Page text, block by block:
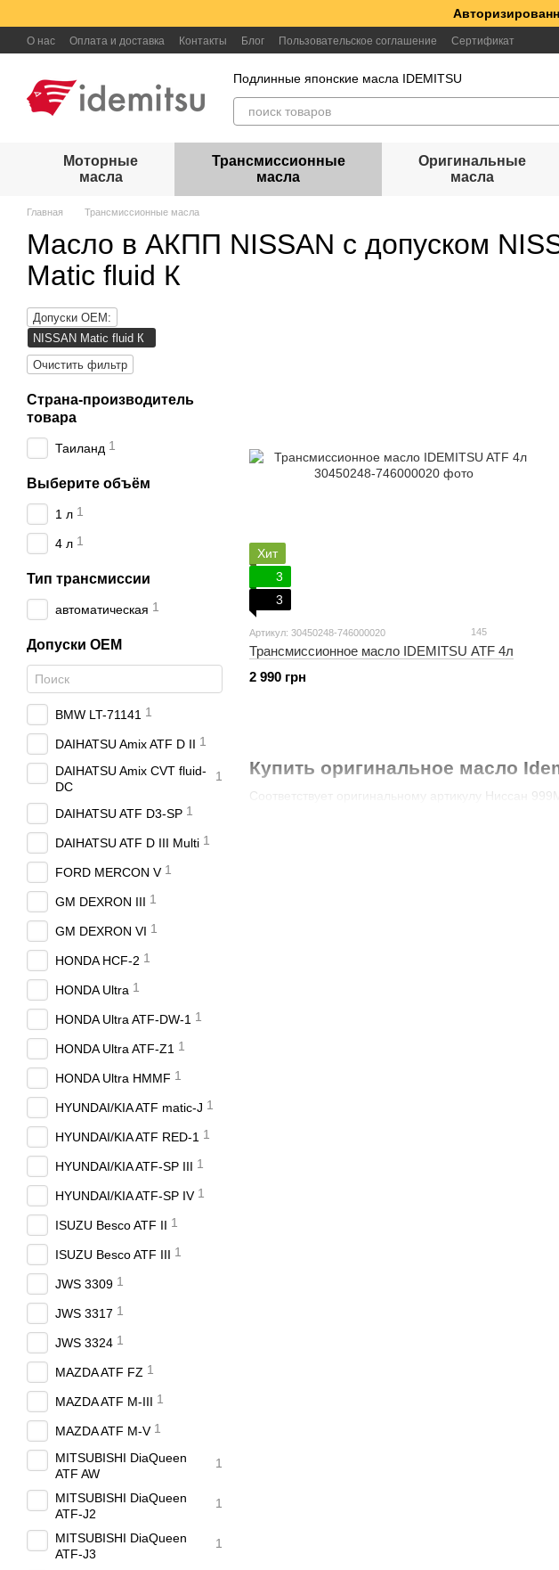
О нас Оплата и доставка Контакты Блог Пользовательское соглашение Сертификат
Подлинные японские масла IDEMITSU
Моторные
масла
Трансмиссионные
масла
Оригинальные
масла
Главная Трансмиссионные масла
Масло в АКПП NISSAN с допуском
Matic fluid К
Купить оригинальное масло
Соответствует оригинальному артикулу Ниссан
Хит
3
3
Артикул: 30450248-746000020 145
Трансмиссионное масло IDEMITSU ATF 4л
2 990 грн
Допуски OEM:
NISSAN Matic fluid К
Очистить фильтр
Страна-производитель
товара
Таиланд 1
Выберите объём
1 л 1
4 л 1
Тип трансмиссии
автоматическая 1
Допуски OEM
BMW LT-71141 1
DAIHATSU Amix ATF D II 1
DAIHATSU Amix CVT fluid-
DC
1
DAIHATSU ATF D3-SP 1
DAIHATSU ATF D III Multi 1
FORD MERCON V 1
GM DEXRON III 1
GM DEXRON VI 1
HONDA HCF-2 1
HONDA Ultra 1
HONDA Ultra ATF-DW-1 1
HONDA Ultra ATF-Z1 1
HONDA Ultra HMMF 1
HYUNDAI/KIA ATF matic-J 1
HYUNDAI/KIA ATF RED-1 1
HYUNDAI/KIA ATF-SP III 1
HYUNDAI/KIA ATF-SP IV 1
ISUZU Besco ATF II 1
ISUZU Besco ATF III 1
JWS 3309 1
JWS 3317 1
JWS 3324 1
MAZDA ATF FZ 1
MAZDA ATF M-III 1
MAZDA ATF M-V 1
MITSUBISHI DiaQueen
ATF AW
1
MITSUBISHI DiaQueen
ATF-J2
1
MITSUBISHI DiaQueen
ATF-J3
1